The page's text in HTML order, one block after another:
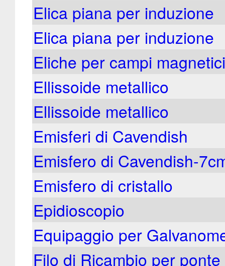
Elica piana per induzione
Elica piana per induzione
Eliche per campi
Ellissoide metallico
Ellissoide metallico
Emisferi di Cavendish
Emisfero di Cavendish-
Emisfero di cristallo
Epidioscopio
Equipaggio per
Filo di Ricambio per